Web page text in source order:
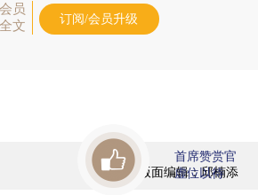
员
文
订阅/会员升级
版面编辑：邱楠添
首席赞赏官
虚位以待